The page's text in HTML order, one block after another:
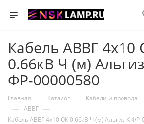
Кабель АВВГ 4х10
0.66кВ Ч (м)
ФР-00000580
Главная — Каталог — Кабели и провода
— АВВГ —
Кабель АВВГ 4х10 ОК 0.66кВ Ч (м) Альгиз К ФР-